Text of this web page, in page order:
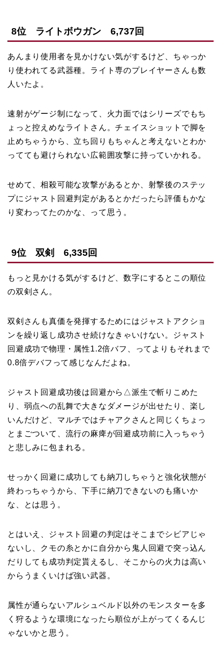
8位 ライトボウガン 6,737回
あんまり使用者を見かけない気がするけど、ちゃっか
り使われてる武器種。ライト専のプレイヤーさんも数
人いたよ。
速射がゲージ制になって、火力面ではシリーズでもち
ょっと控えめなライトさん。チェイスショットで脚を
止めちゃうから、立ち回りもちゃんと考えないとわか
ってても避けられない広範囲攻撃に持っていかれる。
せめて、相殺可能な攻撃があるとか、射撃後のステッ
プにジャスト回避判定があるとかだったら評価もかな
り変わってたのかな、って思う。
9位 双剣 6,335回
もっと見かける気がするけど、数字にするとこの順位
の双剣さん。
双剣さんも真価を発揮するためにはジャストアクショ
ンを繰り返し成功させ続けなきゃいけない。ジャスト
回避成功で物理・属性1.2倍バフ、ってよりもそれまで
0.8倍デバフって感じなんだよね。
ジャスト回避成功後は回避から△派生で斬りこめた
り、弱点への乱舞で大きなダメージが出せたり、楽し
いんだけど、マルチではチャアクさんと同じくちょっ
とまごついて、流行の麻痺が回避成功前に入っちゃう
と悲しみに包まれる。
せっかく回避に成功しても納刀しちゃうと強化状態が
終わっちゃうから、下手に納刀できないのも痛いか
な、とは思う。
とはいえ、ジャスト回避の判定はそこまでシビアじゃ
ないし、クモの糸とかに自分から鬼人回避で突っ込ん
だりしても成功判定貰えるし、そこからの火力は高い
からうまくいけば強い武器。
属性が通らないアルシュベルド以外のモンスターを多
く狩るような環境になったら順位が上がってくるんじ
ゃないかと思う。